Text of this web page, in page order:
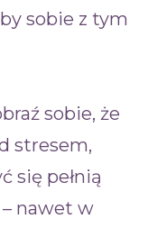
sobie z tym
sobie, że
stresem,
się pełnią
nawet w